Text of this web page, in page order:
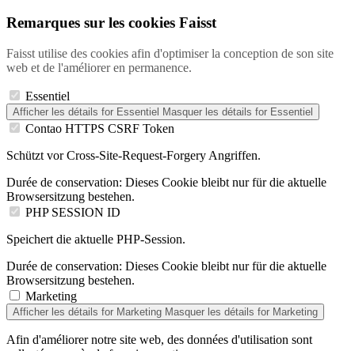
Remarques sur les cookies Faisst
Faisst utilise des cookies afin d'optimiser la conception de son site
web et de l'améliorer en permanence.
Essentiel
Afficher les détails for Essentiel Masquer les détails for Essentiel
Contao HTTPS CSRF Token
Schützt vor Cross-Site-Request-Forgery Angriffen.
Durée de conservation: Dieses Cookie bleibt nur für die aktuelle
Browsersitzung bestehen.
PHP SESSION ID
Speichert die aktuelle PHP-Session.
Durée de conservation: Dieses Cookie bleibt nur für die aktuelle
Browsersitzung bestehen.
Marketing
Afficher les détails for Marketing Masquer les détails for Marketing
Afin d'améliorer notre site web, des données d'utilisation sont